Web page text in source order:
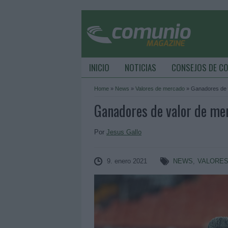
INICIO NOTICIAS CONSEJOS DE
Home » News » Valores de mercado » Ganadores
Ganadores de valor de
Por Jesus Gallo
9. enero 2021 NEWS,